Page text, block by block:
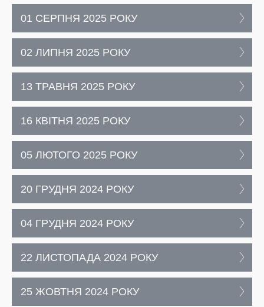
01 СЕРПНЯ 2025 РОКУ
02 ЛИПНЯ 2025 РОКУ
13 ТРАВНЯ 2025 РОКУ
16 КВІТНЯ 2025 РОКУ
05 ЛЮТОГО 2025 РОКУ
20 ГРУДНЯ 2024 РОКУ
04 ГРУДНЯ 2024 РОКУ
22 ЛИСТОПАДА 2024 РОКУ
25 ЖОВТНЯ 2024 РОКУ